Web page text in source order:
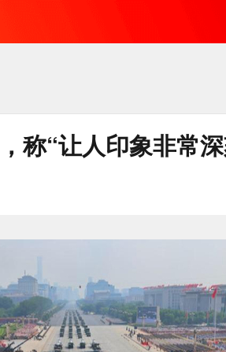
称“让人印象非常